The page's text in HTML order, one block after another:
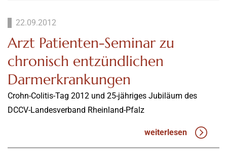
22.09.2012
Arzt Patienten-Seminar zu
chronisch entzündlichen
Darmerkrankungen
Crohn-Colitis-Tag 2012 und 25-jähriges Jubiläum des
DCCV-Landesverband Rheinland-Pfalz
weiterlesen